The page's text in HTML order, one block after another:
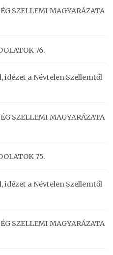
SZELLEMI MAGYARÁZATA
76.
idézet a Névtelen Szellemtől
SZELLEMI MAGYARÁZATA
75.
idézet a Névtelen Szellemtől
SZELLEMI MAGYARÁZATA